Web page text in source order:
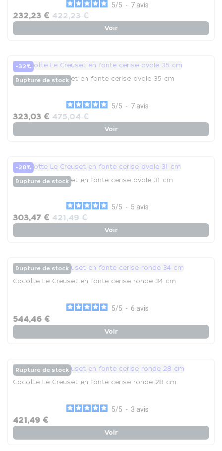
5/5 - 7 avis
232,23 € 422,23 €
Voir
-32%
Rupture de stock
Cocotte Le Creuset en fonte cerise ovale 35 cm
5/5 - 7 avis
323,03 € 475,04 €
Voir
-28%
Rupture de stock
Cocotte Le Creuset en fonte cerise ovale 31 cm
5/5 - 5 avis
303,47 € 421,49 €
Voir
Rupture de stock
Cocotte Le Creuset en fonte cerise ronde 34 cm
5/5 - 6 avis
544,46 €
Voir
Rupture de stock
Cocotte Le Creuset en fonte cerise ronde 28 cm
5/5 - 3 avis
421,49 €
Voir